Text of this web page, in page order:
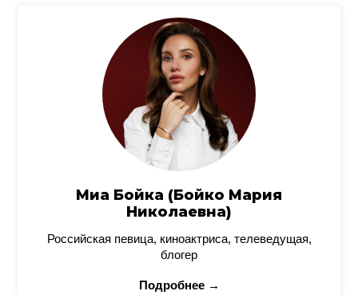
Миа Бойка (Бойко Мария
Николаевна)
Российская певица, киноактриса, телеведущая,
блогер
Подробнее →